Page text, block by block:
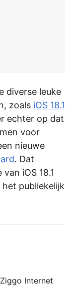
diverse leuke
zoals iOS 18.1
echter op dat
voor
nieuwe
. Dat
iOS 18.1
publiekelijk
Internet